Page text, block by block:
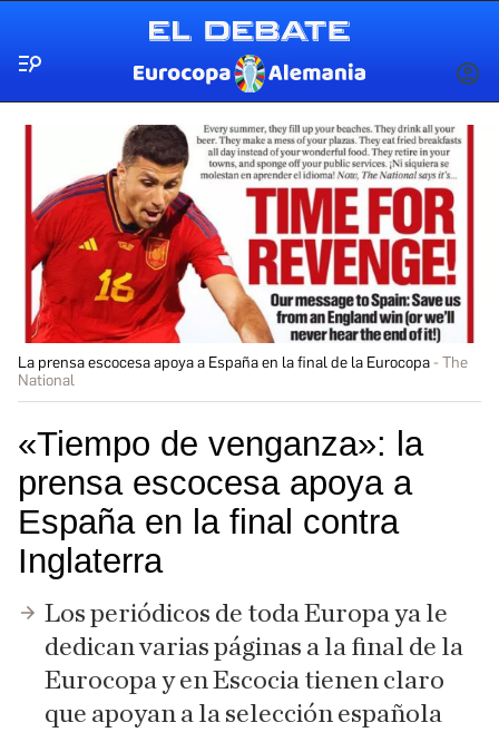
INICIAR
La prensa escocesa apoya a España en la final de la Eurocopa
The
National
«Tiempo de venganza»: la
prensa escocesa apoya a
España en la final contra
Inglaterra
Los periódicos de toda Europa ya le
dedican varias páginas a la final de la
Eurocopa y en Escocia tienen claro
que apoyan a la selección española